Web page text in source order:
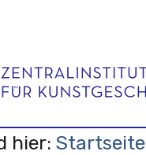
hier: Startseite